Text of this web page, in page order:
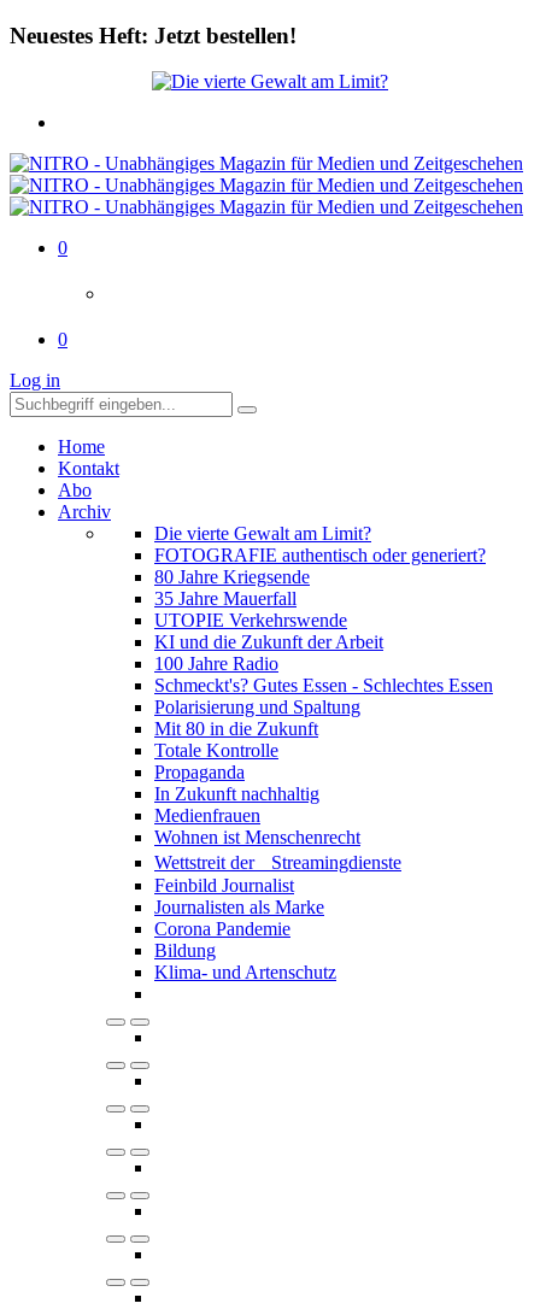
Neuestes Heft: Jetzt bestellen!
0
0
Log in
Home
Kontakt
Abo
Archiv
Die vierte Gewalt am Limit?
FOTOGRAFIE authentisch oder generiert?
80 Jahre Kriegsende
35 Jahre Mauerfall
UTOPIE Verkehrswende
KI und die Zukunft der Arbeit
100 Jahre Radio
Schmeckt's? Gutes Essen - Schlechtes Essen
Polarisierung und Spaltung
Mit 80 in die Zukunft
Totale Kontrolle
Propaganda
In Zukunft nachhaltig
Medienfrauen
Wohnen ist Menschenrecht
Wettstreit der Streamingdienste
Feinbild Journalist
Journalisten als Marke
Corona Pandemie
Bildung
Klima- und Artenschutz